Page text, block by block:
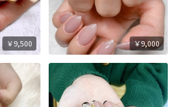
￥9,500 ￥9,000